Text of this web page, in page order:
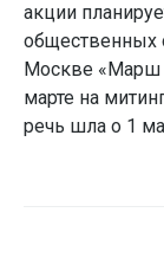
акции
общественных
Москве «Марш
марте на
речь шла о 1